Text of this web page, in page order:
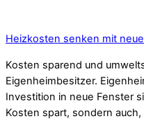
Heizkosten senken mit
Kosten sparend und
Eigenheimbesitzer.
Investition in neue Fenster
Kosten spart, sondern